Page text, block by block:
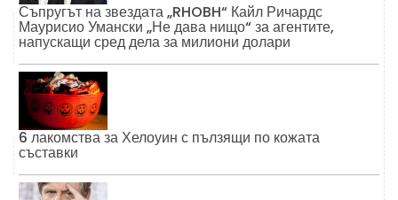
Съпругът на звездата „RHOBH“ Кайл Ричардс
Маурисио Умански „Не дава нищо“ за агентите,
напускащи сред дела за милиони долари
6 лакомства за Хелоуин с пълзящи по кожата
съставки